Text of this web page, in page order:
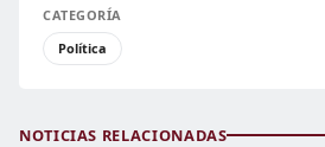
CATEGORÍA
Política
NOTICIAS RELACIONADAS